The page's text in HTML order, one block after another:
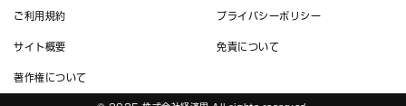
ご利用規約 プライバシーポリシー
サイト概要 免責について
著作権について